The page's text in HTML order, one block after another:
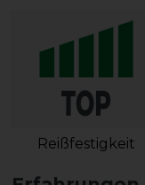
Reißfestigkeit